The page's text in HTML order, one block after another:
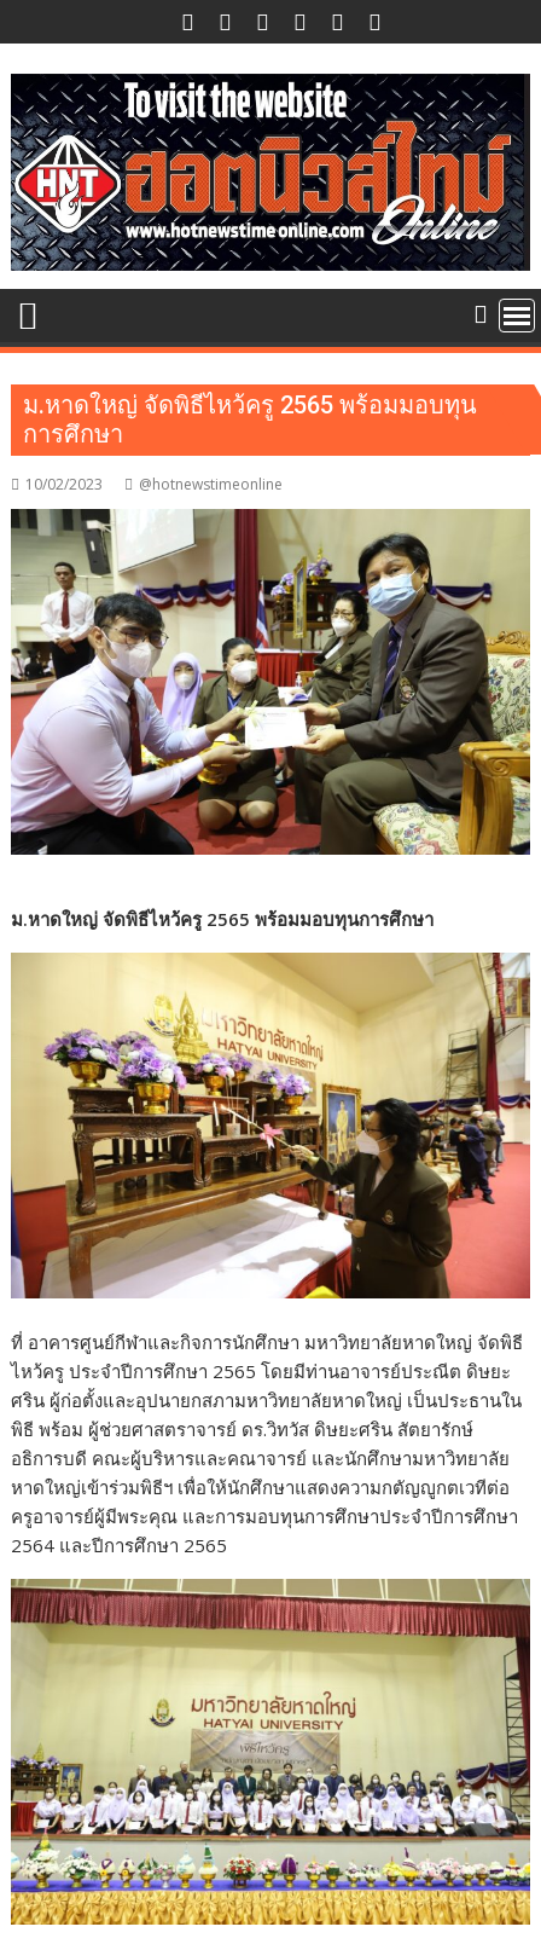
to
content
ม.หาดใหญ่ จัดพิธีไหว้ครู 2565 พร้อมมอบทุน
การศึกษา
10/02/2023 @hotnewstimeonline
ม.หาดใหญ่ จัดพิธีไหว้ครู 2565 พร้อมมอบทุนการศึกษา
ที่ อาคารศูนย์กีฬาและกิจการนักศึกษา มหาวิทยาลัยหาดใหญ่ จัดพิธี
ไหว้ครู ประจำปีการศึกษา 2565 โดยมีท่านอาจารย์ประณีต ดิษยะ
ศริน ผู้ก่อตั้งและอุปนายกสภามหาวิทยาลัยหาดใหญ่ เป็นประธานใน
พิธี พร้อม ผู้ช่วยศาสตราจารย์ ดร.วิทวัส ดิษยะศริน สัตยารักษ์
อธิการบดี คณะผู้บริหารและคณาจารย์ และนักศึกษามหาวิทยาลัย
หาดใหญ่เข้าร่วมพิธีฯ เพื่อให้นักศึกษาแสดงความกตัญญูกตเวทีต่อ
ครูอาจารย์ผู้มีพระคุณ และการมอบทุนการศึกษาประจำปีการศึกษา
2564 และปีการศึกษา 2565